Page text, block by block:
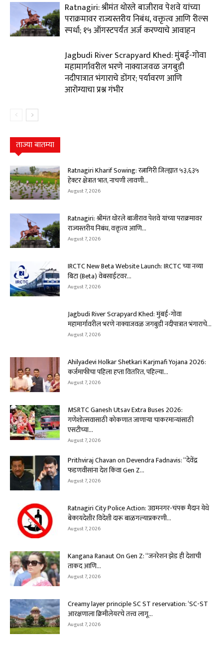
Ratnagiri: श्रीमंत थोरले बाजीराव पेशवे यांच्या
पराक्रमावर राज्यस्तरीय निबंध, वक्तृत्व आणि रील्स
स्पर्धा; १५ ऑगस्टपर्यंत अर्ज करण्याचे आवाहन
Jagbudi River Scrapyard Khed: मुंबई-गोवा
महामार्गावरील भरणे नाक्याजवळ जगबुडी
नदीपात्रात भंगाराचे डोंगर; पर्यावरण आणि
आरोग्याचा प्रश्न गंभीर
ताज्या बातम्या
Ratnagiri Kharif Sowing: रत्नागिरी जिल्ह्यात ५३,६३५
हेक्टर क्षेत्रात भात, नाचणी लावणी...
August 7, 2026
Ratnagiri: श्रीमंत थोरले बाजीराव पेशवे यांच्या पराक्रमावर
राज्यस्तरीय निबंध, वक्तृत्व आणि...
August 7, 2026
IRCTC New Beta Website Launch: IRCTC च्या नव्या
बिटा (Beta) वेबसाईटवर...
August 7, 2026
Jagbudi River Scrapyard Khed: मुंबई-गोवा
महामार्गावरील भरणे नाक्याजवळ जगबुडी नदीपात्रात भंगाराचे...
August 7, 2026
Ahilyadevi Holkar Shetkari Karjmafi Yojana 2026:
कर्जमाफीचा पहिला हप्ता वितरित, पहिल्या...
August 7, 2026
MSRTC Ganesh Utsav Extra Buses 2026:
गणेशोत्सवासाठी कोकणात जाणाऱ्या चाकरमान्यांसाठी
एसटीच्या...
August 7, 2026
Prithviraj Chavan on Devendra Fadnavis: “देवेंद्र
फडणवीसांना देश किंवा Gen Z...
August 7, 2026
Ratnagiri City Police Action: उद्यमनगर-चंपक मैदान येथे
बेकायदेशीर विदेशी दारू बाळगल्याप्रकरणी...
August 7, 2026
Kangana Ranaut On Gen Z: “जनरेशन झेड ही देशाची
ताकद आणि...
August 7, 2026
Creamy layer principle SC ST reservation: ‘SC-ST
आरक्षणाला क्रिमीलेयरचे तत्त्व लागू...
August 7, 2026